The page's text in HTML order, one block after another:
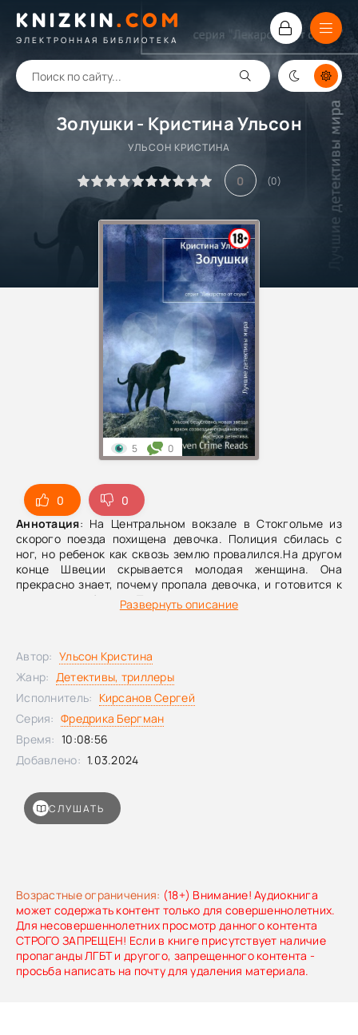
KNIZKIN. COM
ЭЛЕКТРОННАЯ БИБЛИОТЕКА
Золушки - Кристина Ульсон
УЛЬСОН КРИСТИНА
0 (0)
0
0
Аннотация: На Центральном вокзале в Стокгольме из
скорого поезда похищена девочка. Полиция сбилась с
ног, но ребенок как сквозь землю провалился.На другом
конце Швеции скрывается молодая женщина. Она
прекрасно знает, почему пропала девочка, и готовится к
очередному бегству.Тем временем исчезает еще один
ребенок. Перед Фредрикой Бергман и другими
неуловим, а мотивы его непостижимы. Лишь ценой
множества ошибок группа выходит наконец на его след, в
конце которого ей среди прочего предстоит узнать: в
жизни в отличие от сказки Золушка может превратиться в
настоящее чудовище.
Развернуть описание
Возрастные ограничения: (18+) Внимание! Аудиокнига
может содержать контент только для совершеннолетних.
Для несовершеннолетних просмотр данного контента
СТРОГО ЗАПРЕЩЕН! Если в книге присутствует наличие
пропаганды ЛГБТ и другого, запрещенного контента -
просьба написать на почту для удаления материала.
5 0
СЛУШАТЬ
Автор: Ульсон Кристина
Жанр: Детективы, триллеры
Исполнитель: Кирсанов Сергей
Серия: Фредрика Бергман
Время: 10:08:56
Добавлено: 1.03.2024